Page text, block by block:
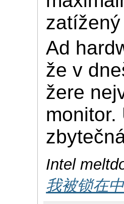
Ad
že v
žere
monitor.
Intel
我被锁在